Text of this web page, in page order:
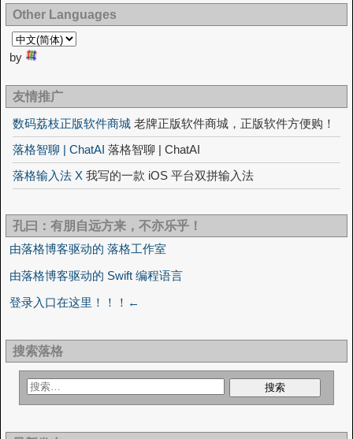
Other Languages
by
友情推广
数码荔枝正版软件商城 老牌正版软件商城，正版软件方便购！
落格智聊 | ChatAI 落格智聊 | ChatAI
落格输入法 X 我写的一款 iOS 平台双拼输入法
孔曰：有朋自远方来，不亦乐乎！
由落格博客驱动的 落格工作室
由落格博客驱动的 Swift 编程语言
登录入口在这里！！！←
搜索落格